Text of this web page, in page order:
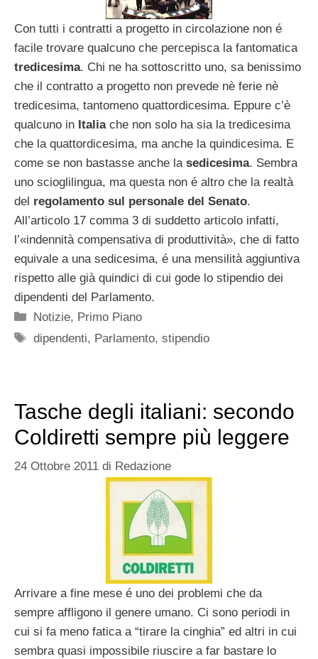
Con tutti i contratti a progetto in circolazione non é
facile trovare qualcuno che percepisca la fantomatica
tredicesima. Chi ne ha sottoscritto uno, sa benissimo
che il contratto a progetto non prevede nè ferie nè
tredicesima, tantomeno quattordicesima. Eppure c’è
qualcuno in Italiache non solo ha sia la tredicesima
che la quattordicesima, ma anche la quindicesima. E
come se non bastasse anche la sedicesima. Sembra
uno scioglilingua, ma questa non é altro che la realtà
del regolamento sul personale del Senato.
All’articolo 17 comma 3 di suddetto articolo infatti,
l’«indennità compensativa di produttività», che di fatto
equivale a una sedicesima, é una mensilità aggiuntiva
rispetto alle già quindici di cui gode lo stipendio dei
dipendenti del Parlamento.
Categorie
Notizie, Primo Piano
Tag
dipendenti, Parlamento,stipendio
Tasche degli italiani: secondo
Coldiretti sempre più leggere
24 Ottobre 2011 di Redazione
Arrivare a fine mese é uno dei problemi che da
sempre affligono il genere umano. Ci sono periodi in
cui si fa meno fatica a “tirare la cinghia” ed altri in cui
sembra quasi impossibile riuscire a far bastare lo